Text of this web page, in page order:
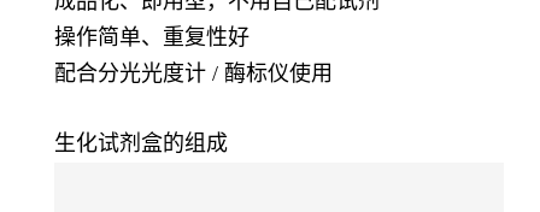
操作简单、重复性好
配合分光光度计 / 酶标仪使用
生化试剂盒的组成